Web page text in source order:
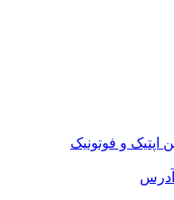
و فوتونیک